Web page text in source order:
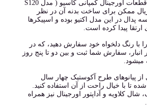
در ساخت این مدل از قطعات اورجینال کمپانی کاسیو ( مدل S120
ممکن برای ساخت بدنه آن در نظر
در این مدل اکتیو بوده و اسپیکرها
پیدا کرده است.
با رنگ دلخواه خود سفارش دهید، که در
سفارش شما ثبت و بین دو تا پنج روز
میشود.
پیانوهای طرح آکوستیک چهار سال
تا با خیال راحت از آن استفاده کنید.
کلاویه و آداپتور اورجینال نیز همراه